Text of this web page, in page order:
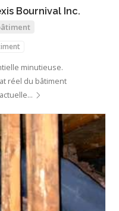
Bournival Inc.
minutieuse.
réel du bâtiment